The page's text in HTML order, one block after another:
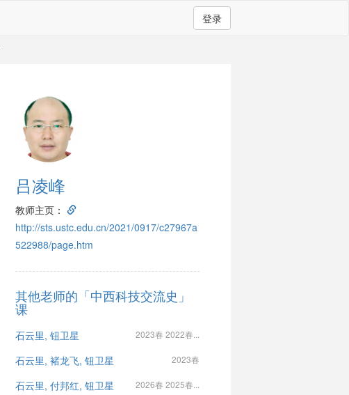
登录
吕凌峰
教师主页：
http://sts.ustc.edu.cn/2021/0917/c27967a
522988/page.htm
其他老师的「中西科技交流史」
课
石云里, 钮卫星 2023春 2022春...
石云里, 褚龙飞, 钮卫星 2023春
石云里, 付邦红, 钮卫星 2026春 2025春...